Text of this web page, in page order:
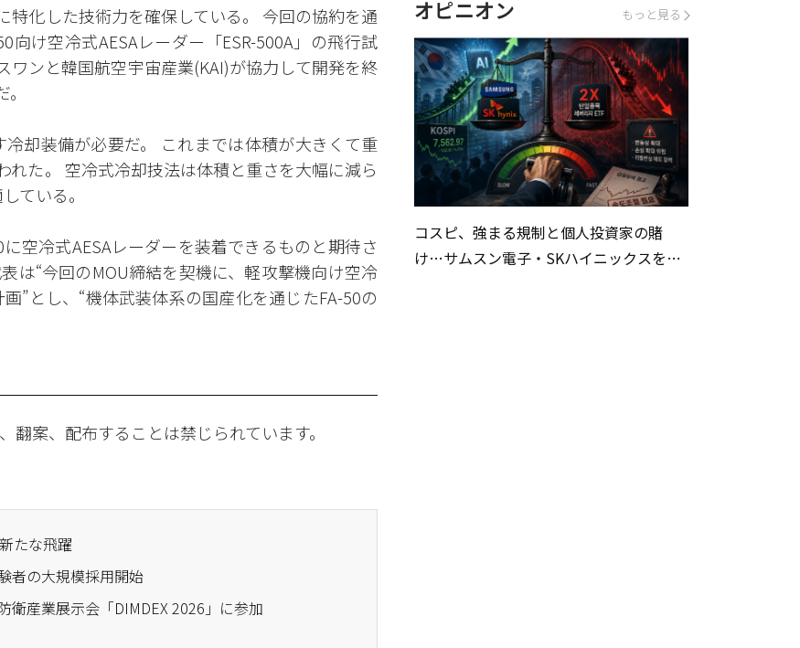
化した技術力を確保している。 今回の協約を通
向け空冷式AESAレーダー「ESR-500A」の飛行試
ワンと韓国航空宇宙産業(KAI)が協力して開発を終
却装備が必要だ。 これまでは体積が大きくて重
た。 空冷式冷却技法は体積と重さを大幅に減ら
ている。
空冷式AESAレーダーを装着できるものと期待さ
は“今回のMOU締結を契機に、軽攻撃機向け空冷
”とし、“機体武装体系の国産化を通じたFA-50の
案、配布することは禁じられています。
たな飛躍
者の大規模採用開始
衛産業展示会「DIMDEX 2026」に参加
オピニオン もっと見る
コスピ、強まる規制と個人投資家の賭
け…サムスン電子・SKハイニックスを巡